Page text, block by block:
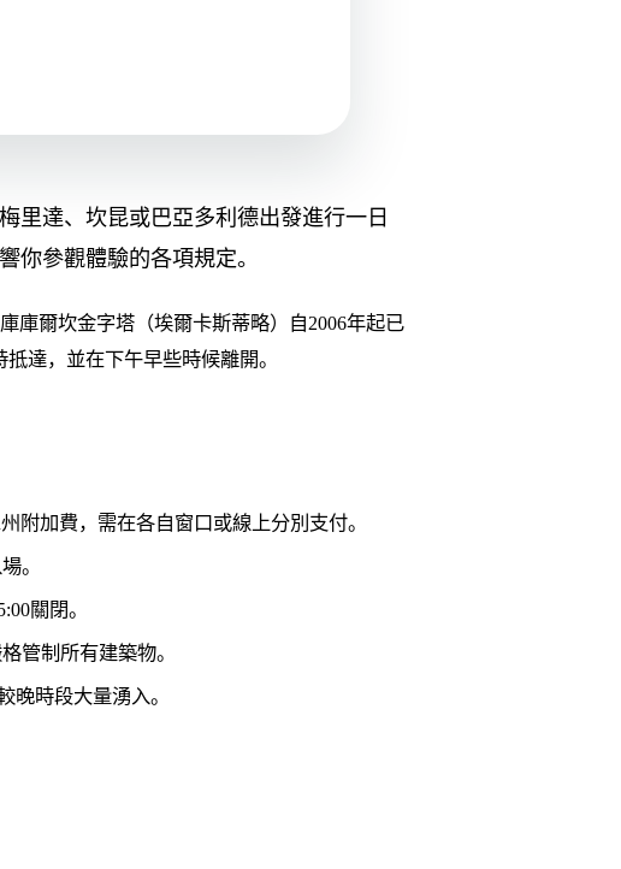
里達、坎昆或巴亞多利德出發進行一日
你參觀體驗的各項規定。
庫爾坎金字塔（埃爾卡斯蒂略）自2006年起已
達，並在下午早些時候離開。
附加費，需在各自窗口或線上分別支付。
。
關閉。
管制所有建築物。
時段大量湧入。